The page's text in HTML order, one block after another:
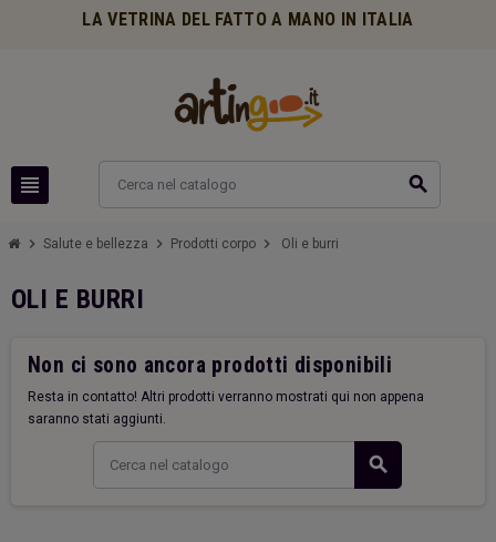
LA VETRINA DEL FATTO A MANO IN ITALIA
view_headline search
chevron_right Salute e bellezza chevron_right Prodotti corpo chevron_right Oli e burri
OLI E BURRI
Non ci sono ancora prodotti disponibili
Resta in contatto! Altri prodotti verranno mostrati qui non appena
saranno stati aggiunti.
search